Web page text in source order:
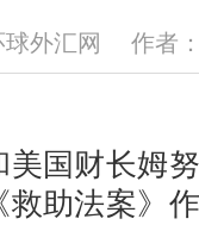
外汇网 作者
国财长姆努
助法案》